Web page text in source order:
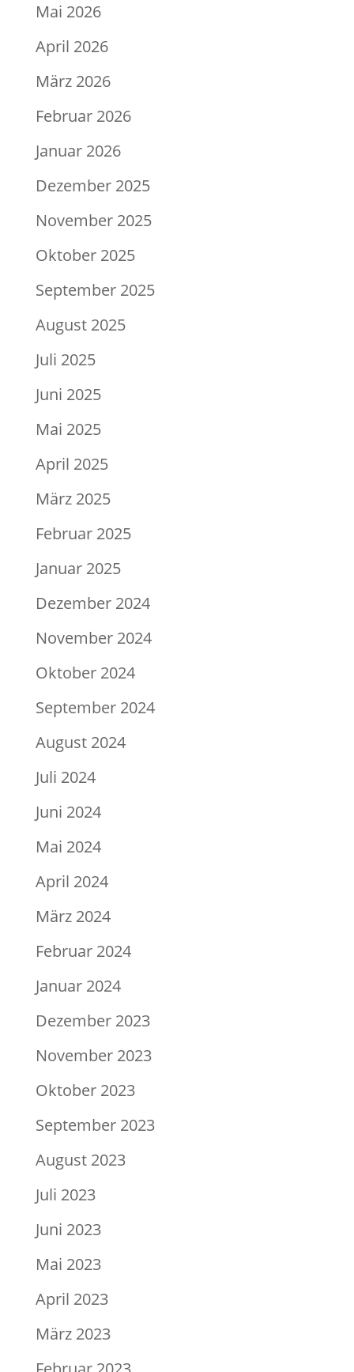
Mai 2026
April 2026
März 2026
Februar 2026
Januar 2026
Dezember 2025
November 2025
Oktober 2025
September 2025
August 2025
Juli 2025
Juni 2025
Mai 2025
April 2025
März 2025
Februar 2025
Januar 2025
Dezember 2024
November 2024
Oktober 2024
September 2024
August 2024
Juli 2024
Juni 2024
Mai 2024
April 2024
März 2024
Februar 2024
Januar 2024
Dezember 2023
November 2023
Oktober 2023
September 2023
August 2023
Juli 2023
Juni 2023
Mai 2023
April 2023
März 2023